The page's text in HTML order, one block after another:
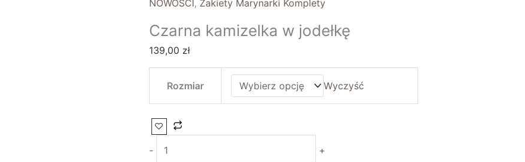
NOWOŚCI, Żakiety Marynarki Komplety
Czarna kamizelka w jodełkę
139,00 zł
Rozmiar Wyczyść
- +